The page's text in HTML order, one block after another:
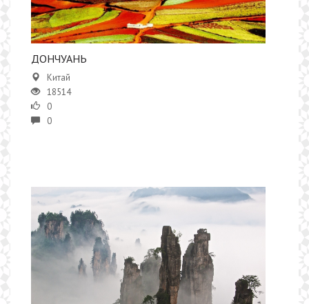
ДОНЧУАНЬ
Китай
18514
0
0